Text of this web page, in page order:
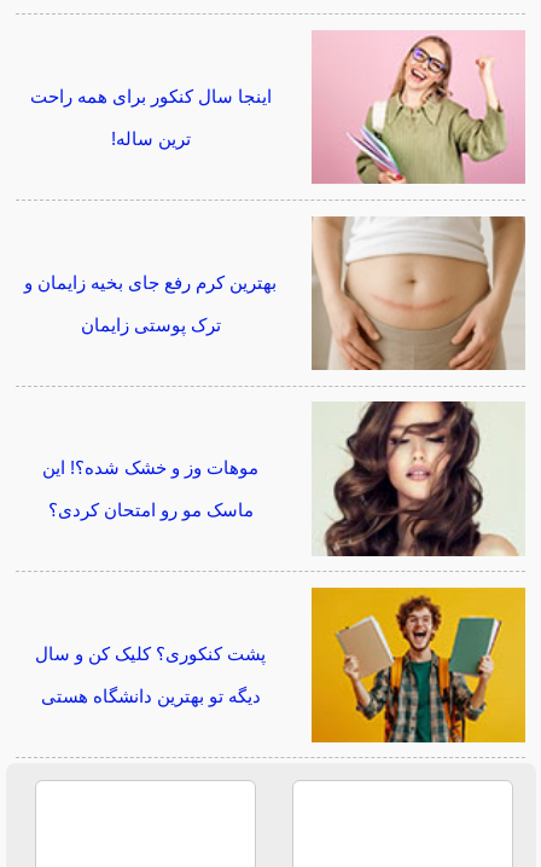
اینجا سال کنکور برای همه راحت
ترین ساله!
بهترین کرم رفع جای بخیه زایمان و
ترک پوستی زایمان
موهات وز و خشک شده؟! این
ماسک مو رو امتحان کردی؟
پشت کنکوری؟ کلیک کن و سال
دیگه تو بهترین دانشگاه هستی